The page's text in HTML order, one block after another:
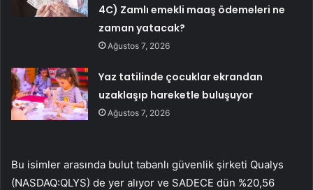
4C) Zamlı emekli maaş ödemeleri ne
zaman yatacak?
Ağustos 7, 2026
Yaz tatilinde çocuklar ekrandan
uzaklaşıp hareketle buluşuyor
Ağustos 7, 2026
Bu isimler arasında bulut tabanlı güvenlik şirketi Qualys
(NASDAQ:QLYS) de yer alıyor ve SADECE dün %20,56